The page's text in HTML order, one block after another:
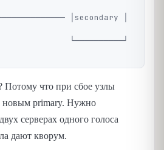
│secondary │
Потому что при сбое узлы
новым primary. Нужно
серверах одного голоса
дают кворум.